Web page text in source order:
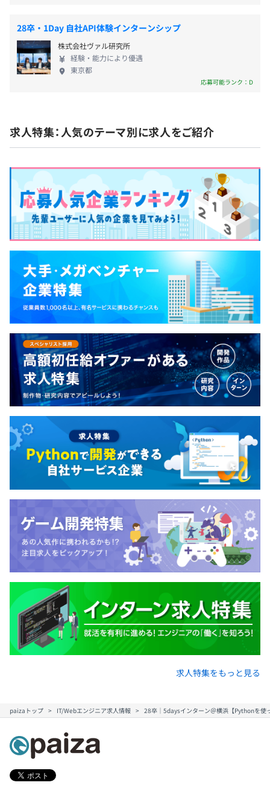
・各種ベンダー技術認定試験（Oracle・Ciscoなど）
★合格時に報奨金支給及び受験料支給
★報奨金は難易度により10,000円～200,000円(例：基本
情報技術者試験：50,000円)
あり
キャリアコンサルティング制度の有無及びその内容
年１～２回程度、役員（経営戦略室メンバー）との面談
や、自己分析シート（ソフテムカルテ）に基づく、キャリ
アアップフォロー。
社内検定等の制度の有無及びその内容
ソフテムでは、我々が持つべき技術を『奨励技術資格』と
定め、報奨金を以てその取得を支援します。
※資格取得時に報奨金を支給しています。
※学生時代に取得した資格に対しても報奨金を支給してい
ます。
【奨励技術資格一覧（一部）】
■経済産業省・情報処理技術者試験
・ITパスポート試験
・情報セキュリティマネジメント試験
・基本情報技術者試験
・応用情報技術者試験
・データベーススペシャリスト試験
・プロジェクトマネージャ試験
・システムアーキテクト試験
・システム監査技術者試験
■AWS 認定資格試験
・AWS 認定 クラウドプラクティショナー
・AWS 認定ソリューションアーキテクト アソシエイト
・AWS 認定デベロッパー アソシエイト
■ORACLE JAVA認定試験
・Oracle Certified Java Programmer, Silver SE 11
・Oracle Certified Java Programmer, Gold SE 11
■PHP技術者認定試験
・PHP7技術者認定初級試験
…他
前年度の月平均所定外労働時間の実績
12.3時間
28卒・1Day 自社API体験インターンシップ
株式会社ヴァル研究所
経験・能力により優遇
東京都
応募可能ランク：D
求人特集：人気のテーマ別に求人をご紹介
求人特集をもっと見る
paizaトップ IT/Webエンジニア求人情報 28卒｜5daysインターン＠横浜【Pythonを